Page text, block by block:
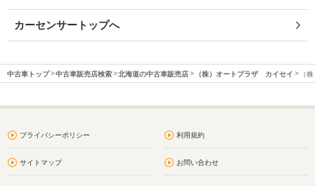
カーセンサートップへ
中古車トップ 中古車販売店検索 北海道の中古車販売店 （株）オートプラザ カイセイ （
プライバシーポリシー 利用規約
サイトマップ お問い合わせ